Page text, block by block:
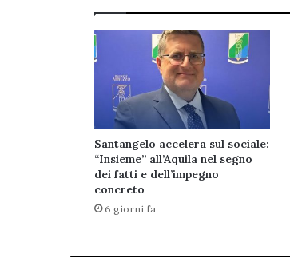
Santangelo accelera sul sociale:
“Insieme” all’Aquila nel segno
dei fatti e dell’impegno
concreto
6 giorni fa